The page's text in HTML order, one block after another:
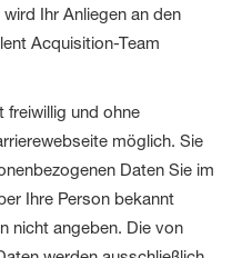
Ihr Anliegen an den
Acquisition-Team
freiwillig und ohne
möglich. Sie
Daten Sie im
Ihre Person bekannt
nicht angeben. Die von